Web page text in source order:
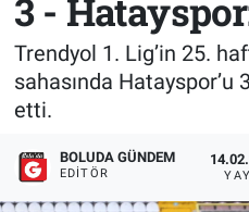
3 -
Trendyol 1. Lig’in 25.
sahasında Hatayspor’u
etti.
BOLUDA GÜNDEM
EDITÖR
Süper Lig Puan
Tüm Manşetler